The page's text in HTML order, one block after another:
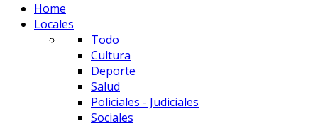
Home
Locales
Todo
Cultura
Deporte
Salud
Policiales - Judiciales
Sociales